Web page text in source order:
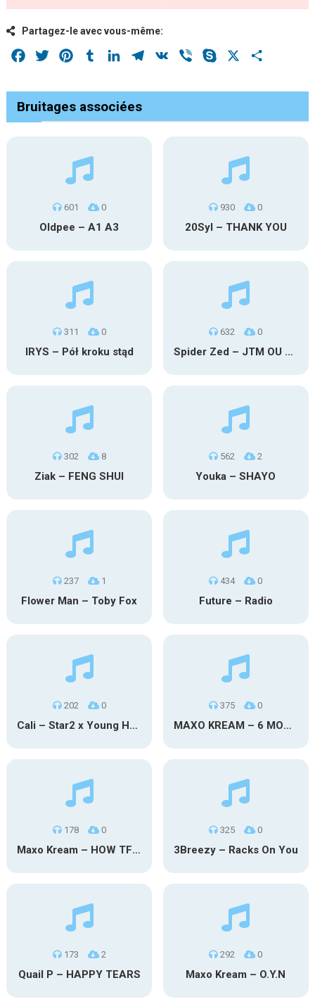
Partagez-le avec vous-même:
Facebook
Twitter PinterestTumblrLinkedInTelegram
VK Viber Skype
Bruitages associées
601 0
Oldpee – A1 A3
930 0
20Syl – THANK YOU
311 0
IRYS – Pół kroku stąd
632 0
Spider Zed – JTM OU TG
302 8
Ziak – FENG SHUI
562 2
Youka – SHAYO
237 1
Flower Man – Toby Fox
434 0
Future – Radio
202 0
Cali – Star2 x Young Henny
375 0
MAXO KREAM – 6 MONTHS CLEAN
178 0
Maxo Kream – HOW TF I’M LUCKY
325 0
3Breezy – Racks On You
173 2
Quail P – HAPPY TEARS
292 0
Maxo Kream – O.Y.N